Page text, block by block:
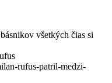
všetkých čias si
rufus-patril-medzi-